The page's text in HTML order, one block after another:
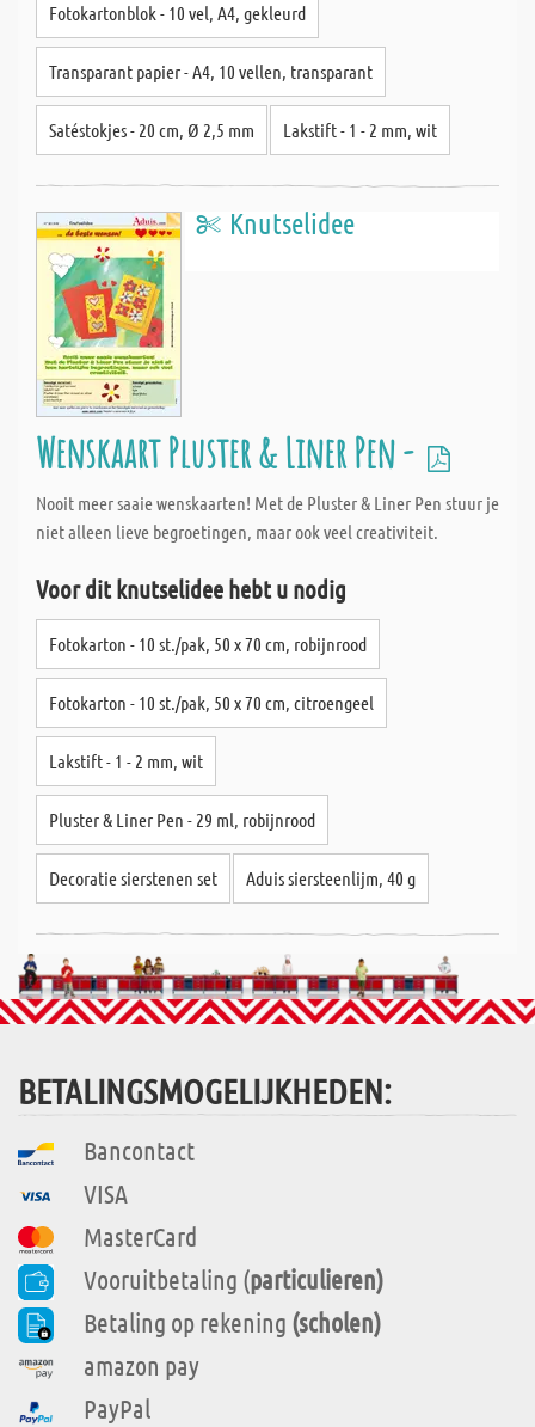
Fotokartonblok - 10 vel, A4, gekleurd
Transparant papier - A4, 10 vellen, transparant
Satéstokjes - 20 cm, Ø 2,5 mm Lakstift - 1 - 2 mm, wit
Knutselidee
Wenskaart Pluster & Liner Pen -
Nooit meer saaie wenskaarten! Met de Pluster & Liner Pen stuur je
niet alleen lieve begroetingen, maar ook veel creativiteit.
Voor dit knutselidee hebt u nodig
Fotokarton - 10 st./pak, 50 x 70 cm, robijnrood
Fotokarton - 10 st./pak, 50 x 70 cm, citroengeel
Lakstift - 1 - 2 mm, wit
Pluster & Liner Pen - 29 ml, robijnrood
Decoratie sierstenen set Aduis siersteenlijm, 40 g
BETALINGSMOGELIJKHEDEN:
Bancontact
VISA
MasterCard
Vooruitbetaling (particulieren)
Betaling op rekening (scholen)
amazon pay
PayPal